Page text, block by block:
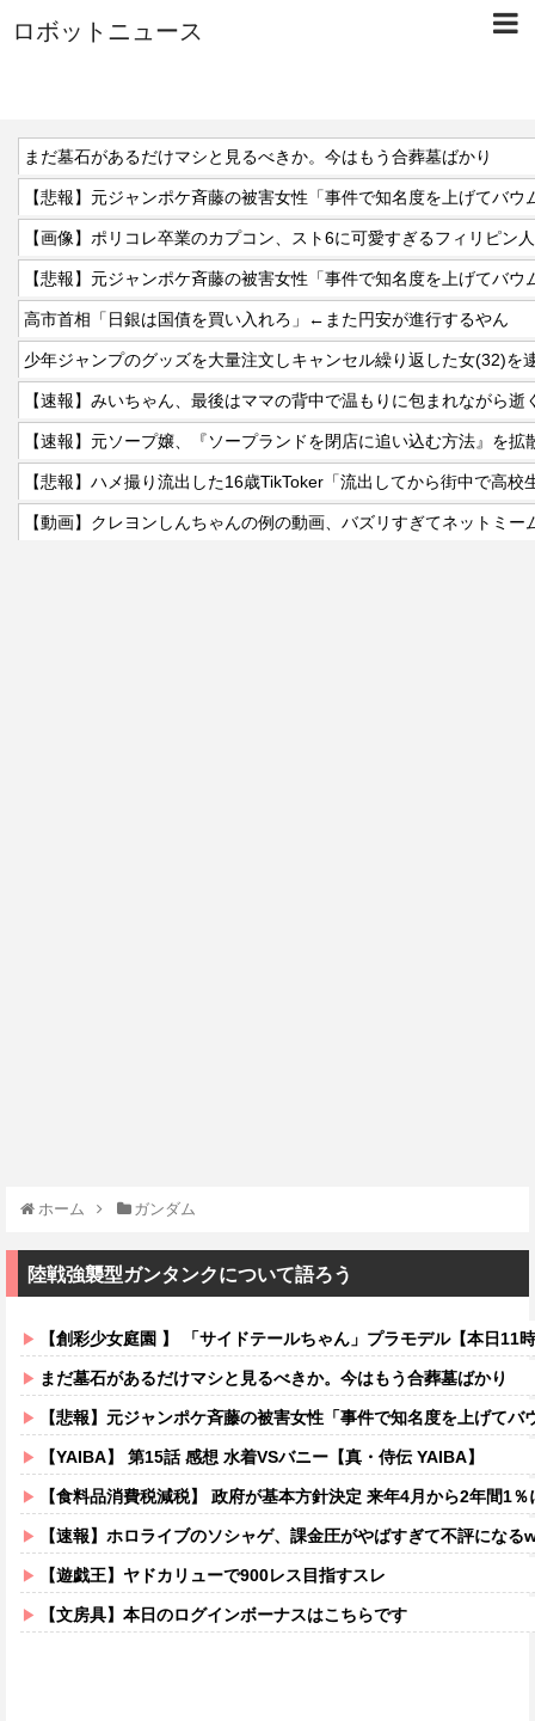
ロボットニュース
まだ墓石があるだけマシと見るべきか。今はもう合葬墓ばかり
【画像】ポリコレ卒業のカプコン、スト6に可愛すぎるフィリピン
高市首相「日銀は国債を買い入れろ」←また円安が進行するやん
少年ジャンプのグッズを大量注文しキャンセル繰り返した女(32)
【速報】みいちゃん、最後はママの背中で温もりに包まれながら
【速報】元ソープ嬢、『ソープランドを閉店に追い込む方法』を
【悲報】ハメ撮り流出した16歳TikToker「流出してから街中で高校
【動画】クレヨンしんちゃんの例の動画、バズリすぎてネットミー
ホーム ガンダム
陸戦強襲型ガンタンクについて語ろう
【創彩少女庭園 】 「サイドテールちゃん」プラモデル【本日11
まだ墓石があるだけマシと見るべきか。今はもう合葬墓ばかり
【悲報】元ジャンポケ斉藤の被害女性「事件で知名度を上げてバウムクーヘン売ったり
【YAIBA】 第15話 感想 水着VSバニー【真・侍伝 YAIBA】
【食料品消費税減税】 政府が基本方針決定 来年4月から2年間1％
【速報】ホロライブのソシャゲ、課金圧がやばすぎて不評にな
【遊戯王】ヤドカリューで900レス目指すスレ
【文房具】本日のログインボーナスはこちらです